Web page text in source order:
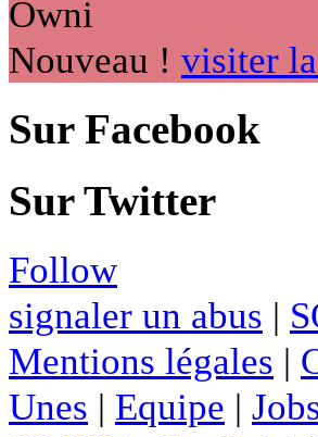
Nouveau ! visiter
Sur Facebook
Sur Twitter
Follow
signaler un abus |
Mentions légales |
Unes | Equipe |